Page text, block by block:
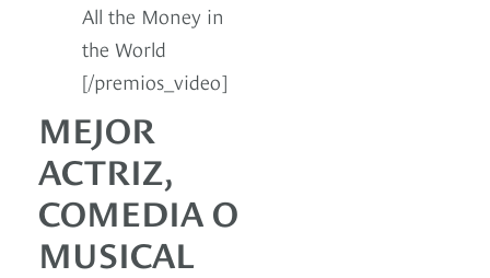
All the Money in
the World
[/premios_video]
MEJOR
ACTRIZ,
COMEDIA O
MUSICAL